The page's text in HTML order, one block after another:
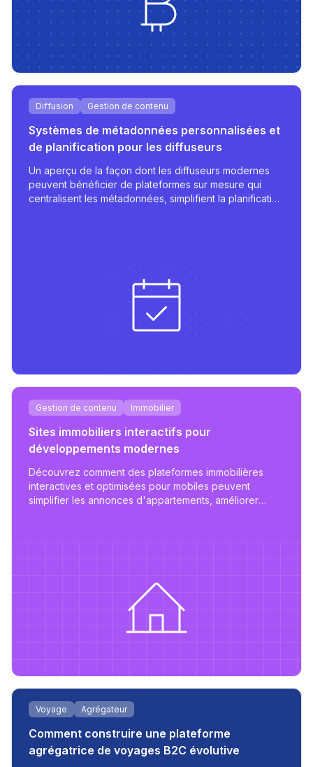
Diffusion Gestion de contenu
Systèmes de métadonnées personnalisées et
de planification pour les diffuseurs
Un aperçu de la façon dont les diffuseurs modernes
peuvent bénéficier de plateformes sur mesure qui
centralisent les métadonnées, simplifient la planification
Gestion de contenu Immobilier
Sites immobiliers interactifs pour
développements modernes
Découvrez comment des plateformes immobilières
interactives et optimisées pour mobiles peuvent
simplifier les annonces d'appartements, améliorer
Voyage Agrégateur
Comment construire une plateforme
agrégatrice de voyages B2C évolutive